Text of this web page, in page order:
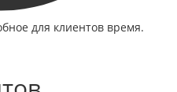
для клиентов время.